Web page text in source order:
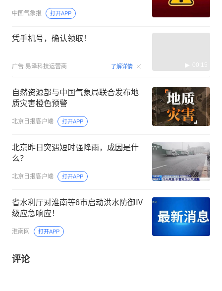
中国气象报 打开APP
凭手机号，确认领取！
广告 易泽科技运营商 了解详情 00:15
自然资源部与中国气象局联合发布地
质灾害橙色预警
北京日报客户端 打开APP
北京昨日突遇短时强降雨，成因是什
么？
北京日报客户端 打开APP
省水利厅对淮南等6市启动洪水防御Ⅳ
级应急响应！
淮南网 打开APP
评论